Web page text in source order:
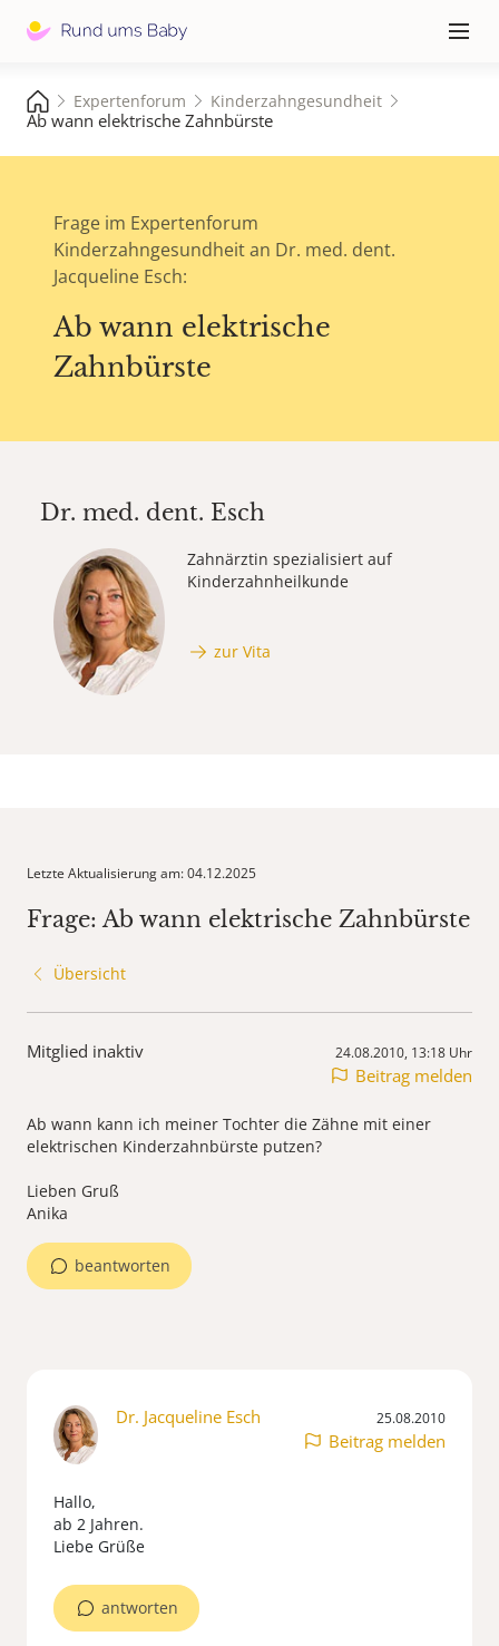
≡
Expertenforum Kinderzahngesundheit
Ab wann elektrische Zahnbürste
Frage im Expertenforum
Kinderzahngesundheit an Dr. med. dent.
Jacqueline Esch:
Ab wann elektrische
Zahnbürste
Dr. med. dent. Esch
Zahnärztin spezialisiert auf
Kinderzahnheilkunde
zur Vita
Letzte Aktualisierung am: 04.12.2025
Frage: Ab wann elektrische Zahnbürste
Übersicht
Mitglied inaktiv 24.08.2010, 13:18 Uhr
Beitrag melden
Ab wann kann ich meiner Tochter die Zähne mit einer
elektrischen Kinderzahnbürste putzen?
Lieben Gruß
Anika
beantworten
Dr. Jacqueline Esch 25.08.2010
Beitrag melden
Hallo,
ab 2 Jahren.
Liebe Grüße
antworten